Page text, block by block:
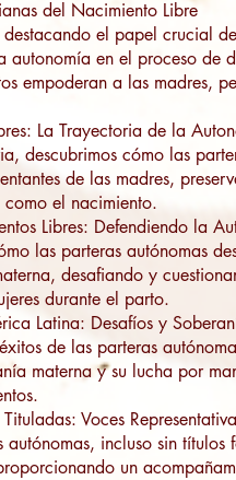
del Nacimiento Libre
el papel crucial
autonomía en el proceso de
empoderan a las madres,
La Trayectoria de la
descubrimos cómo las
de las madres,
como el nacimiento.
Libres: Defendiendo la
las parteras autónomas
desafiando y
durante el parto.
Latina: Desafíos y
de las parteras
materna y su lucha por
Voces
incluso sin títulos
un